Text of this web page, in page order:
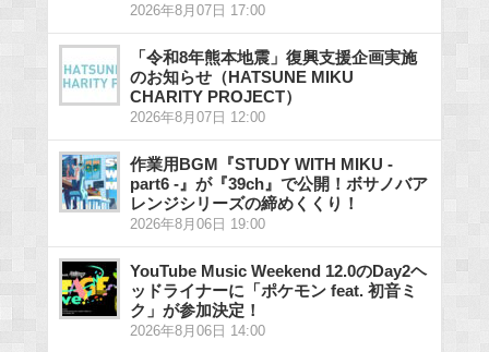
2026年8月07日 17:00
「令和8年熊本地震」復興支援企画実施
のお知らせ（HATSUNE MIKU
CHARITY PROJECT）
2026年8月07日 12:00
作業用BGM『STUDY WITH MIKU -
part6 -』が『39ch』で公開！ボサノバア
レンジシリーズの締めくくり！
2026年8月06日 19:00
YouTube Music Weekend 12.0のDay2ヘ
ッドライナーに「ポケモン feat. 初音ミ
ク」が参加決定！
2026年8月06日 14:00